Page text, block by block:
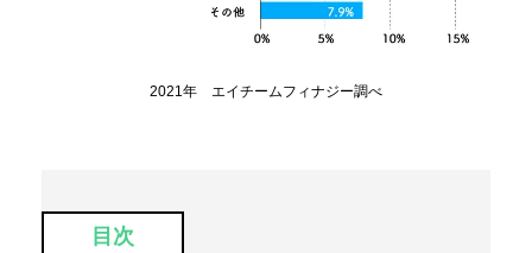
2021年 エイチームフィナジー調べ
目次